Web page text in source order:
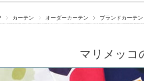
カーテン オーダーカーテン ブランドカーテン
マリメッコ